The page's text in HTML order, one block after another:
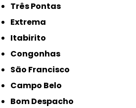
Três Pontas
Extrema
Itabirito
Congonhas
São Francisco
Campo Belo
Bom Despacho